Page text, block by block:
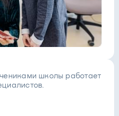
школы работает